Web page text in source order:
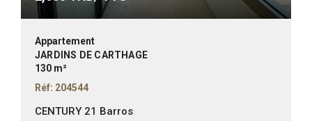
Appartement
JARDINS DE CARTHAGE
130 m²
Réf: 204544
CENTURY 21 Barros